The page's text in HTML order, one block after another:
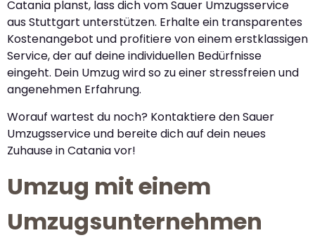
Catania planst, lass dich vom Sauer Umzugsservice
aus Stuttgart unterstützen. Erhalte ein transparentes
Kostenangebot und profitiere von einem erstklassigen
Service, der auf deine individuellen Bedürfnisse
eingeht. Dein Umzug wird so zu einer stressfreien und
angenehmen Erfahrung.
Worauf wartest du noch? Kontaktiere den Sauer
Umzugsservice und bereite dich auf dein neues
Zuhause in Catania vor!
Umzug mit einem
Umzugsunternehmen